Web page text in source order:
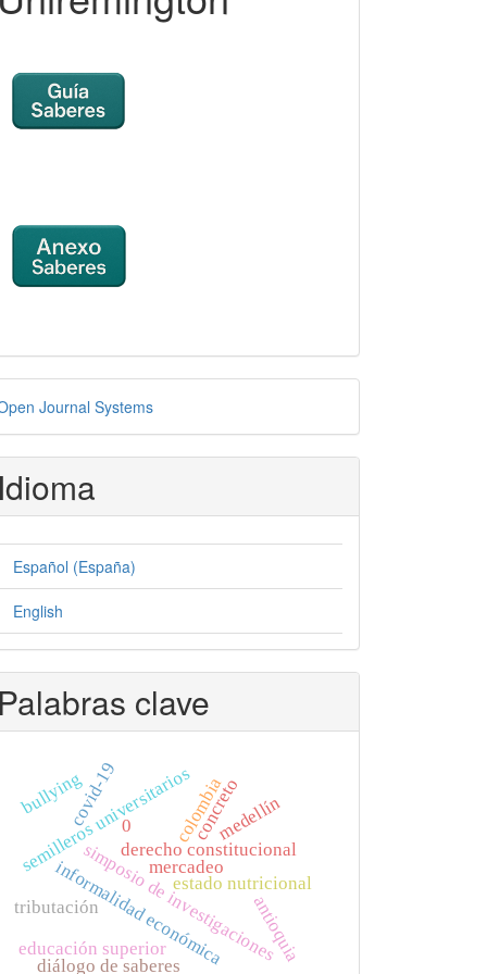
Journal Systems
Español (España)
English
clave
semilleros universitariosderecho constitucional
colombia
covid-190
simposio de investigaciones
concreto
mercadeo
informalidad económica
tributación
educación superior
estado nutricional
diálogo de saberes
bullying
antioquia
medellín